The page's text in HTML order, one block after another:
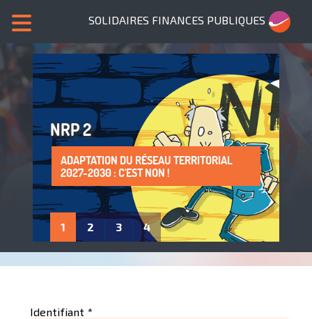
SOLIDAIRES FINANCES PUBLIQUES
NRP 2
ADAPTATION DU RÉSEAU TERRITORIAL
2027-2030 : C'EST NON !
SANS NOUS, PLUS DE SERVICES PUBLICS !
LA PROTECTION DE LA SANTÉ AU TRAVAIL
: UN DROIT À FAIRE VIVRE !
ADHÈRE À SOLIDAIRES FINANCES
PUBLIQUES
1 2 3 4
Identifiant *